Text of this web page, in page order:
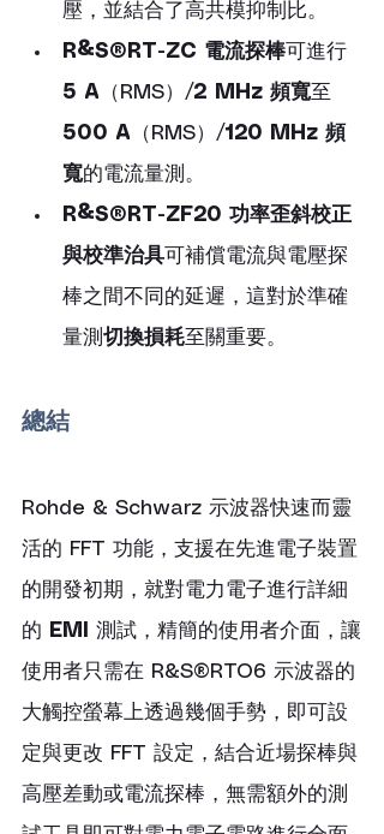
壓，並結合了高共模抑制比。
R&S®RT-ZC 電流探棒可進行
5 A （RMS）/2 MHz 頻寬至
500 A （RMS）/120 MHz 頻
寬的電流量測。
R&S®RT-ZF20 功率歪斜校正
與校準治具可補償電流與電壓探
棒之間不同的延遲，這對於準確
量測切換損耗至關重要。
總結
Rohde & Schwarz 示波器快速而靈
活的 FFT 功能，支援在先進電子裝置
的開發初期，就對電力電子進行詳細
的 EMI 測試，精簡的使用者介面，讓
使用者只需在 R&S®RTO6 示波器的
大觸控螢幕上透過幾個手勢，即可設
定與更改 FFT 設定，結合近場探棒與
高壓差動或電流探棒，無需額外的測